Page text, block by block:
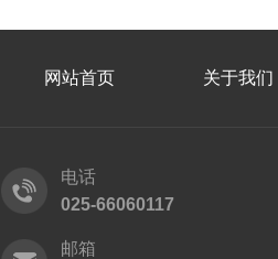
网站首页 关于我们
电话
025-66060117
邮箱